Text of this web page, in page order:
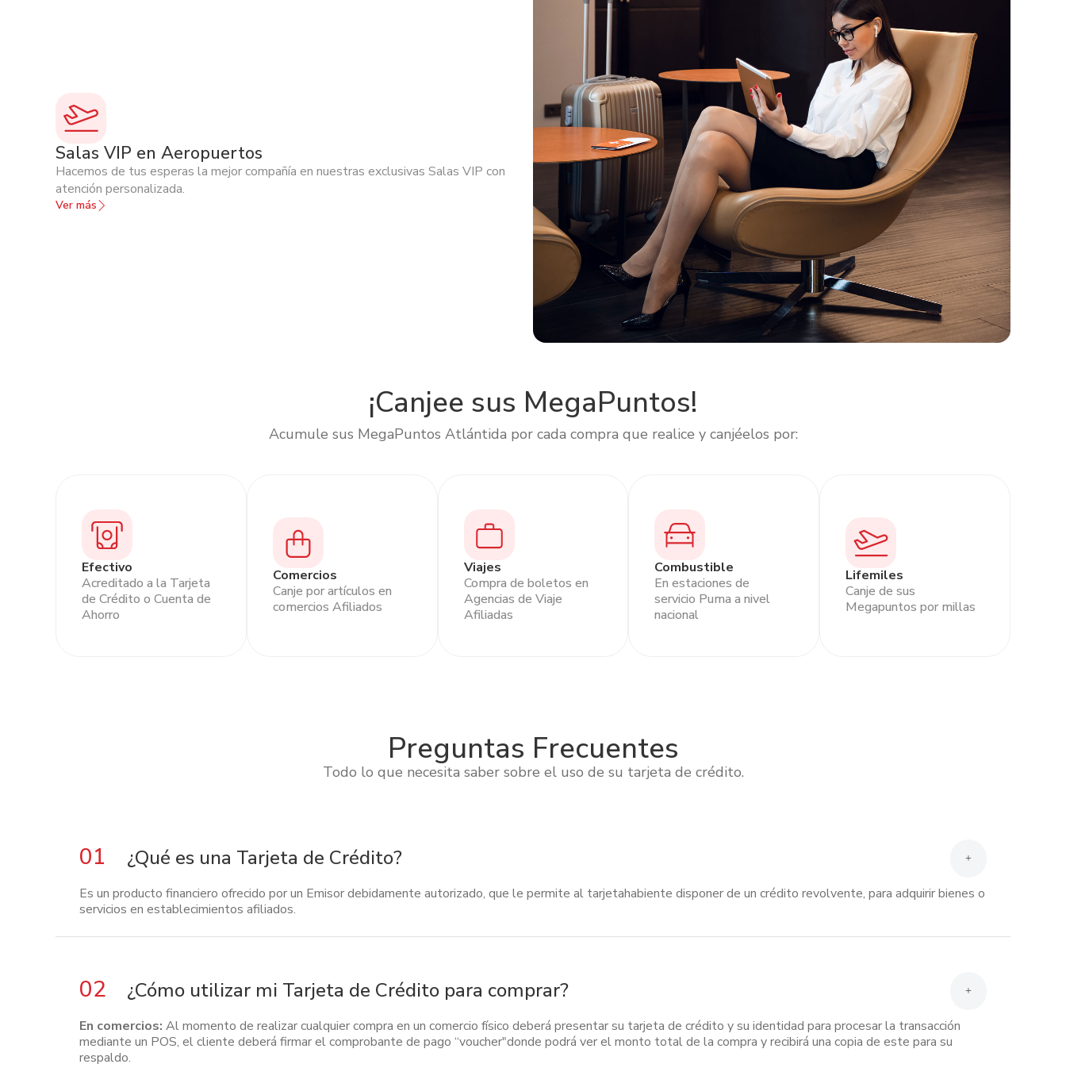
Copia del Documento Nacional de Identificación (DNI) y
Registro Tributario Nacional (RTN) del representante
Registro Tributario Nacional de la empresa (RTN).
Otros documentos según solicitud del banco.
Salas VIP en Aeropuertos
Hacemos de tus esperas la mejor compañía en nuestras exclusivas Salas VIP con
atención personalizada.
Ver más
¡Canjee sus MegaPuntos!
Acumule sus MegaPuntos Atlántida por cada compra que realice y canjéelos por:
Efectivo
Acreditado a la Tarjeta
de Crédito o Cuenta de
Ahorro
Comercios
Canje por artículos en
comercios Afiliados
Viajes
Compra de boletos en
Agencias de Viaje
Afiliadas
Combustible
En estaciones de
servicio Puma a nivel
nacional
Lifemiles
Canje de sus
Megapuntos por millas
Preguntas Frecuentes
Todo lo que necesita saber sobre el uso de su tarjeta de crédito.
01 ¿Qué es una Tarjeta de Crédito? +
Es un producto financiero ofrecido por un Emisor debidamente autorizado, que le permite al tarjetahabiente disponer de un crédito revolvente, para adquirir bienes o
servicios en establecimientos afiliados.
02 ¿Cómo utilizar mi Tarjeta de Crédito para comprar? +
En comercios: Al momento de realizar cualquier compra en un comercio físico deberá presentar su tarjeta de crédito y su identidad para procesar la transacción
mediante un POS, el cliente deberá firmar el comprobante de pago “voucher"donde podrá ver el monto total de la compra y recibirá una copia de este para su
respaldo.